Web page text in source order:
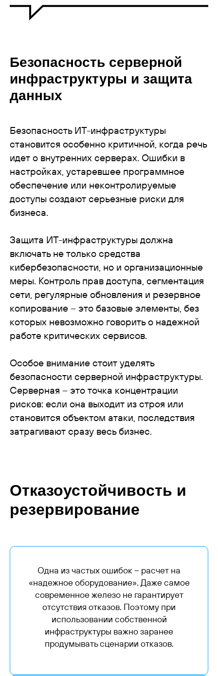
Безопасность серверной
инфраструктуры и защита
данных
Безопасность ИТ-инфраструктуры
становится особенно критичной, когда речь
идет о внутренних серверах. Ошибки в
настройках, устаревшее программное
обеспечение или неконтролируемые
доступы создают серьезные риски для
бизнеса.
Защита ИТ-инфраструктуры должна
включать не только средства
кибербезопасности, но и организационные
меры. Контроль прав доступа, сегментация
сети, регулярные обновления и резервное
копирование – это базовые элементы, без
которых невозможно говорить о надежной
работе критических сервисов.
Особое внимание стоит уделять
безопасности серверной инфраструктуры.
Серверная – это точка концентрации
рисков: если она выходит из строя или
становится объектом атаки, последствия
затрагивают сразу весь бизнес.
Отказоустойчивость и
резервирование
Одна из частых ошибок – расчет на
«надежное оборудование». Даже самое
современное железо не гарантирует
отсутствия отказов. Поэтому при
использовании собственной
инфраструктуры важно заранее
продумывать сценарии отказов.